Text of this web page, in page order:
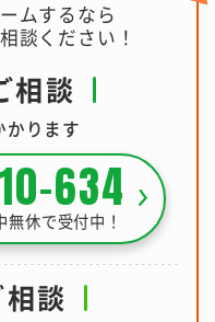
ムするなら
談ください！
相談
かります
634
休で受付中！
談